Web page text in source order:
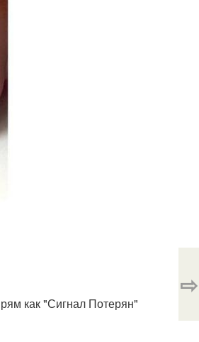
как "Сигнал Потерян"
⇨